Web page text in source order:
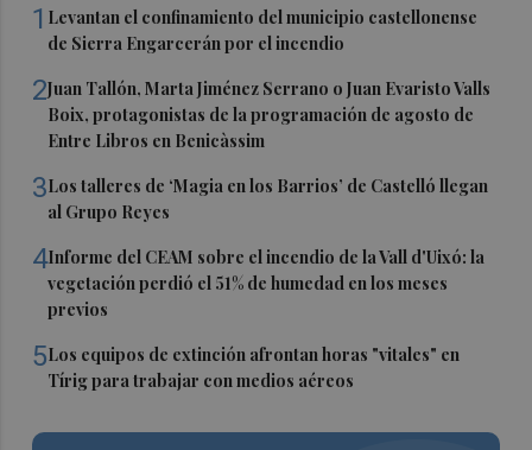
1 Levantan el confinamiento del municipio castellonense
de Sierra Engarcerán por el incendio
2Juan Tallón, Marta Jiménez Serrano o Juan Evaristo Valls
Boix, protagonistas de la programación de agosto de
Entre Libros en Benicàssim
3Los talleres de ‘Magia en los Barrios’ de Castelló llegan
al Grupo Reyes
4Informe del CEAM sobre el incendio de la Vall d'Uixó: la
vegetación perdió el 51% de humedad en los meses
previos
5Los equipos de extinción afrontan horas "vitales" en
Tírig para trabajar con medios aéreos